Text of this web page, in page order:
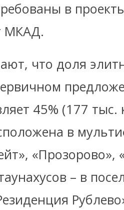
в
МКАД.
что доля
45% (177
в
– в